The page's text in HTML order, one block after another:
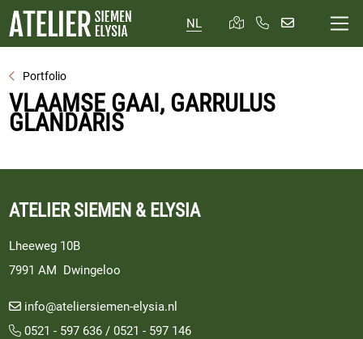
NL
Portfolio
VLAAMSE GAAI, GARRULUS
GLANDARIS
ATELIER SIEMEN & ELYSIA
Lheeweg 10B
7991 AM Dwingeloo
info@ateliersiemen-elysia.nl
0521 - 597 636 /0521 - 597 146